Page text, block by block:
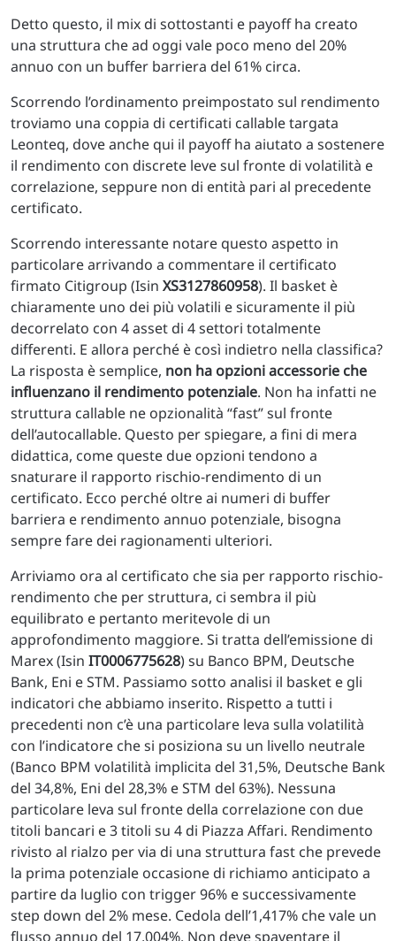
Detto questo, il mix di sottostanti e payoff ha creato
una struttura che ad oggi vale poco meno del 20%
annuo con un buffer barriera del 61% circa.
Scorrendo l’ordinamento preimpostato sul rendimento
troviamo una coppia di certificati callable targata
Leonteq, dove anche qui il payoff ha aiutato a sostenere
il rendimento con discrete leve sul fronte di volatilità e
correlazione, seppure non di entità pari al precedente
certificato.
Scorrendo interessante notare questo aspetto in
particolare arrivando a commentare il certificato
firmato Citigroup (Isin XS3127860958). Il basket è
chiaramente uno dei più volatili e sicuramente il più
decorrelato con 4 asset di 4 settori totalmente
differenti. E allora perché è così indietro nella classifica?
La risposta è semplice, non ha opzioni accessorie che
influenzano il rendimento potenziale. Non ha infatti ne
struttura callable ne opzionalità “fast” sul fronte
dell’autocallable. Questo per spiegare, a fini di mera
didattica, come queste due opzioni tendono a
snaturare il rapporto rischio-rendimento di un
certificato. Ecco perché oltre ai numeri di buffer
barriera e rendimento annuo potenziale, bisogna
sempre fare dei ragionamenti ulteriori.
Arriviamo ora al certificato che sia per rapporto rischio-
rendimento che per struttura, ci sembra il più
equilibrato e pertanto meritevole di un
approfondimento maggiore. Si tratta dell’emissione di
Marex (Isin IT0006775628) su Banco BPM, Deutsche
Bank, Eni e STM. Passiamo sotto analisi il basket e gli
indicatori che abbiamo inserito. Rispetto a tutti i
precedenti non c’è una particolare leva sulla volatilità
con l’indicatore che si posiziona su un livello neutrale
(Banco BPM volatilità implicita del 31,5%, Deutsche Bank
del 34,8%, Eni del 28,3% e STM del 63%). Nessuna
particolare leva sul fronte della correlazione con due
titoli bancari e 3 titoli su 4 di Piazza Affari. Rendimento
rivisto al rialzo per via di una struttura fast che prevede
la prima potenziale occasione di richiamo anticipato a
partire da luglio con trigger 96% e successivamente
step down del 2% mese. Cedola dell’1,417% che vale un
flusso annuo del 17,004%. Non deve spaventare il